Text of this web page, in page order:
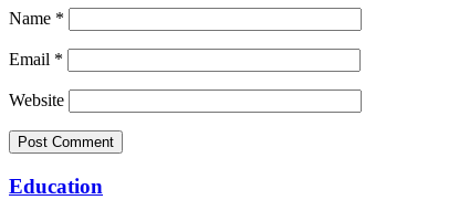
Name *
Email *
Website
Education